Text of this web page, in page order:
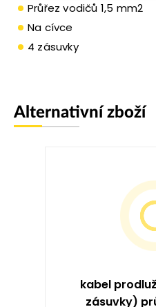
Průřez vodičů 1,5 mm2
Na cívce
4 zásuvky
Alternativní zboží
kabel
zásuvky)